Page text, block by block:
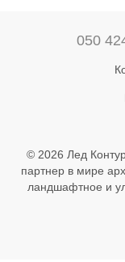
050
© 2026 Лед
партнер в мире
ландшафтное и